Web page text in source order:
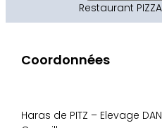
Restaurant
Coordonnées
Haras de PITZ – Elevage